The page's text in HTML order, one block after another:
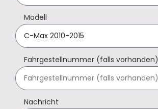
Modell
Fahrgestellnummer (falls vorhanden)
Nachricht